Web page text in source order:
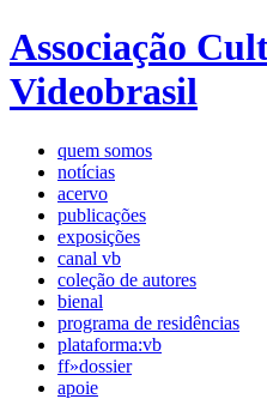
Associação
Videobrasil
quem somos
notícias
acervo
publicações
exposições
canal vb
coleção de autores
bienal
programa de residências
plataforma:vb
ff»dossier
apoie